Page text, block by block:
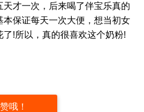
才一次，后来喝了伴宝乐真的
保证每天一次大便，想当初女
!所以，真的很喜欢这个奶粉!
哦！